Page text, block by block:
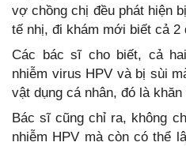
vợ chồng chị đều phát hiện
tế nhị, đi khám mới biết cả 2
Các bác sĩ cho biết, cả
nhiễm virus HPV và bị sùi
vật dụng cá nhân, đó là khăn
Bác sĩ cũng chỉ ra, không
nhiễm HPV mà còn có thể